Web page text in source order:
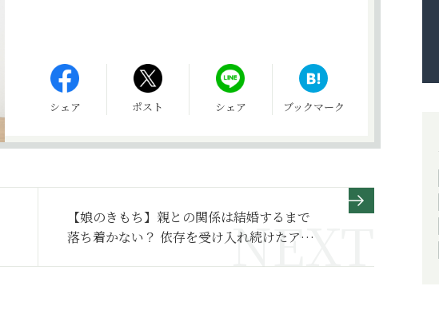
シェア ポスト シェア ブックマーク
【娘のきもち】親との関係は結婚するまで
落ち着かない？ 依存を受け入れ続けたアラ